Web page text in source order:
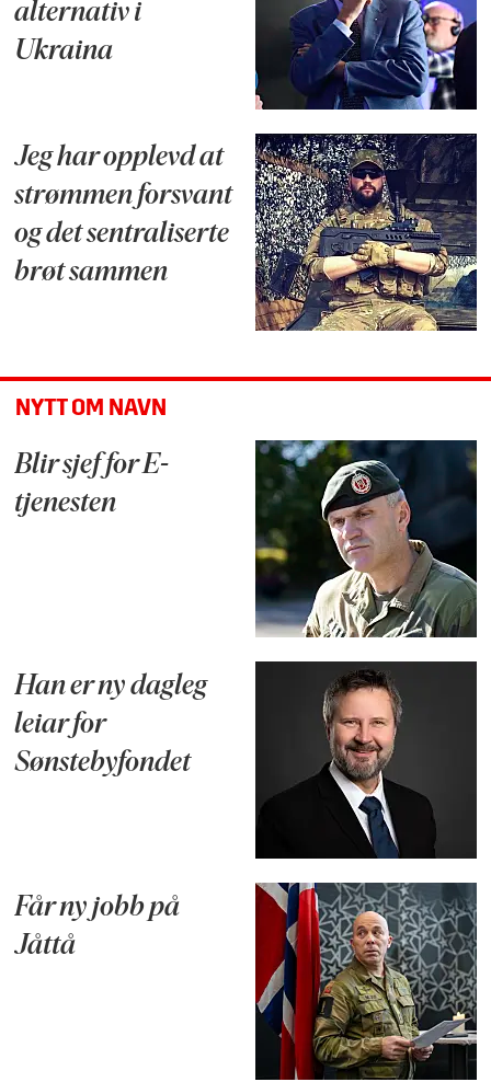
alternativ i
Ukraina
Jeg har opplevd at
strømmen forsvant
og det sentraliserte
brøt sammen
NYTT OM NAVN
Blir sjef for E-
tjenesten
Han er ny dagleg
leiar for
Sønstebyfondet
Får ny jobb på
Jåttå